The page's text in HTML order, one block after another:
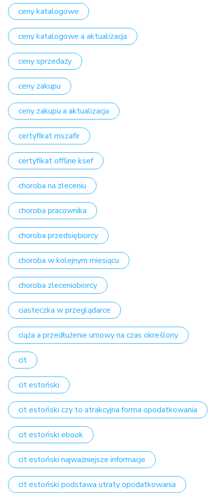
ceny katalogowe
ceny katalogowe a aktualizacja
ceny sprzedaży
ceny zakupu
ceny zakupu a aktualizacja
certyfikat mszafir
certyfikat offline ksef
choroba na zleceniu
choroba pracownika
choroba przedsiębiorcy
choroba w kolejnym miesiącu
choroba zleceniobiorcy
ciasteczka w przeglądarce
ciąża a przedłużenie umowy na czas określony
cit
cit estoński
cit estoński czy to atrakcyjna forma opodatkowania
cit estoński ebook
cit estoński najważniejsze informacje
cit estoński podstawa utraty opodatkowania